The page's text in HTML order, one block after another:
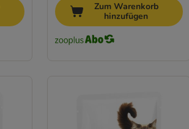
Zum Warenkorb
hinzufügen